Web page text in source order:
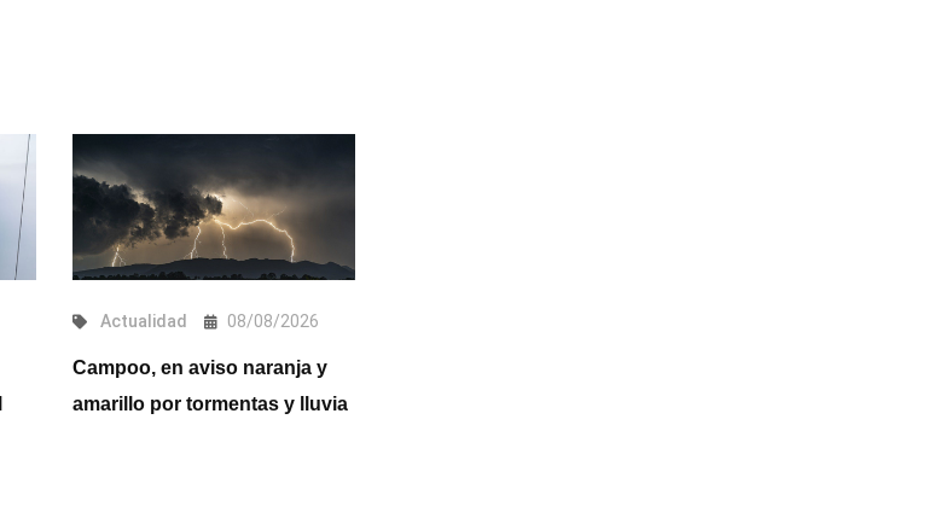
Actualidad 08/08/2026
Campoo, en aviso naranja y
amarillo por tormentas y lluvia